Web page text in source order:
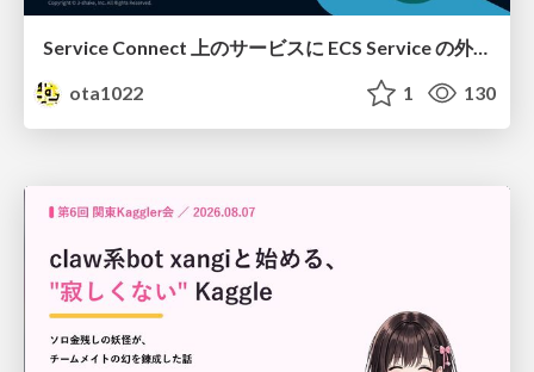
Service Connect 上のサービスに ECS Service の外側から到達できなかった話
ota1022
1 130